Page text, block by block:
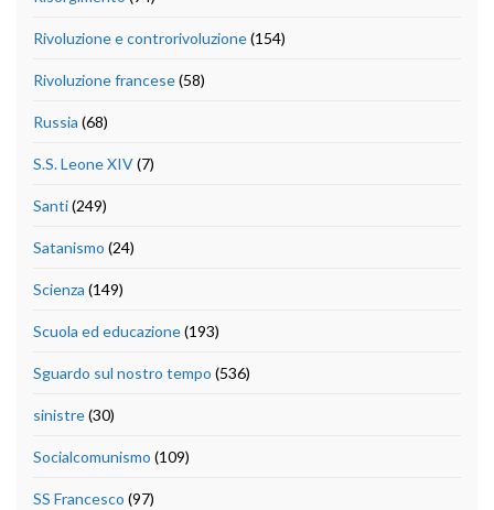
Rivoluzione e controrivoluzione(154)
Rivoluzione francese(58)
Russia (68)
S.S. Leone XIV(7)
Santi(249)
Satanismo (24)
Scienza (149)
Scuola ed educazione(193)
Sguardo sul nostro tempo (536)
sinistre(30)
Socialcomunismo (109)
SS Francesco (97)